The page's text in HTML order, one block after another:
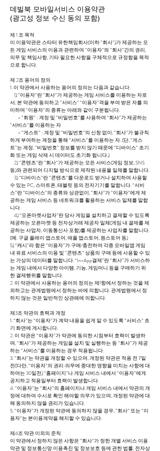
데빌북 모바일서비스 이용약관
(광고성 정보 수신 동의 포함)
제 1 조 목적
이 이용약관은 스타터 유한책임회사(이하 “회사”)가 제공하는 모
든 게임 서비스의 이용과 관련하여 “이용자”와 “회사”간의 권리,
의무 및 책임사항, 기타 필요한 사항을 구체적으로 규정함을 목적
으로 합니다.
제 2조 용어의 정의
1. 이 약관에서 사용하는 용어의 정의는 다음과 같습니다.
1) “이용자”란 “회사”가 제공하는 게임 서비스를 이용하는 자로
서, 본 약관에 동의하고 “서비스” “이용자”격을 부여 받은 자를 의
미하며 “이용자”의 종류는 아래와 같이 구분됩니다.
- “회원” : 계정 및 “비밀번호”를 사용하여 “회사”가 제공하는
“서비스”를 이용하는 자
- “게스트” : 계정 및 “비밀번호”의 신청 없이, “회사”가 불규칙
하게 부여하는 계정을 통해 “서비스”를 이용하는 자. (단, “게스
트”는 계정, “비밀번호” 정보를 받지 않기 때문에 “디바이스” 초기
화 또는 게임 삭제 시 데이터도 초기화 됩니다.)
2) “콘텐츠”란 “회사”가 제공하는 모든 서비스(게임 정보, SNS
등)와 관련되어 디지털 방식으로 제작된 내용물 일체를 말합니다.
3) “디바이스”란 “콘텐츠”를 다운로드 받거나 설치하여 사용할
수 있는 PC, 스마트폰, 태블릿 등의 전자기기를 말합니다. “서비
스”란 “디바이스”의 종류와 상관없이, “회사”가 “이용자”에게 제
공하는 게임 서비스 등 네트워크를 활용하는 서비스 일체를 말합
니다.
4) “오픈마켓사업자”란 당사 게임을 설치하고 결제할 수 있도록
제공하는 오픈마켓 등 전자상거래 제공자 일체(게임 내 결제를 제
공하는 사업자, 이동통신사 포함)를 제공하는 사업자를 말합니다.
(예. 구글 플레이 앱스토어, 애플 앱스토어, 원스토어 등)
5) “캐시”라 함은 “이용자”가 구매/충전하여 각종 모바일앱 게임
내 유료 서비스의 이용 및 “콘텐츠” 상품의 구매 등에 사용할 수 있
는 가상의 데이터를 말합니다. “In-App결제”란 “회사”가 서비스하
는 게임 내에서 다양한 아이템, 기능, 게임머니 등을 구매하기 위
한 결제행위를 말합니다.
2. 이 약관에서 사용하는 용어의 정의는 제1항에서 정하는 것을 제
외하고는 관계법령에서 정하는 바에 의합니다. 관계법령에서 정
하지 않는 것은 일반적인 상관례에 의합니다.
제3조 약관의 효력과 개정
1. “회사”는 “이용자”가 계약 내용을 쉽게 알 수 있도록 “서비스” 초
기 화면에 게시합니다.
2. 이 약관은 “이용자”가 약관에 동의한 시점부터 효력이 발생하
며, “회사”가 제공하는 게임을 설치 및 실행하는 등 “회사”가 제공
하는 “서비스”를 이용하는 경우 적용됩니다.
3. “회사”는 약관을 개정할 수 있으며, 개정된 약관은 적용 전 7일
전(다만, “이용자”의 권리∙의무에 중대한 영향을 미치는 사항에 대
하여는 30일전) “홈페이지”나 게임 서비스 내에서 “이용자”에게
공지하고 적용일부터 효력이 발생합니다.
4. “이용자”는 “회사”의 홈페이지나 게임 서비스 내에서 약관의 개
정에 대하여 수시로 확인 해야할 의무가 있으며, 개정된 약관에 대
해 동의하지 않을 권리가 있습니다.
5. “이용자”가 개정된 약관에 동의하지 않을 경우, “회사” 또는 “이
용자”는 본이용계약을 해지할 수 있습니다.
제4조 약관 이외의 준칙
이 약관에서 정하지 않은 사항은 “회사”가 정한 개별 서비스 이용
약관 및 정보통신망 이용촉진 및 정보보호 등에 관한 법률, 전자상